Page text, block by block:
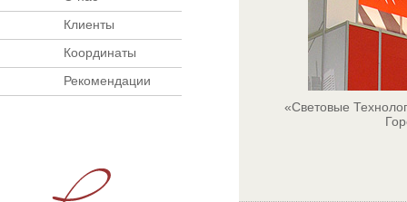
Клиенты
Координаты
Рекомендации
«Световые